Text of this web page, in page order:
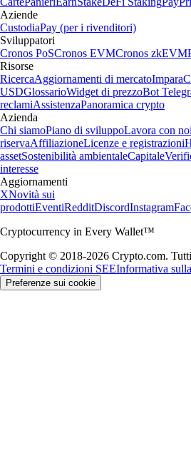
Aziende
CustodiaPay (per i rivenditori)
Sviluppatori
Cronos PoSCronos EVMCronos zkEVM
Risorse
RicercaAggiornamenti di mercatoImpara
USDGlossarioWidget di prezzoBot
reclamiAssistenzaPanoramica crypto
Azienda
Chi siamoPiano di sviluppoLavora con noi
riservaAffiliazioneLicenze e registrazioni
assetSostenibilità ambientaleCapitale
interesse
Aggiornamenti
XNovità sui
prodottiEventiRedditDiscordInstagram
Cryptocurrency in Every Wallet™
Copyright © 2018-2026 Crypto.com.
Termini e condizioni SEEInformativa
Preferenze sui cookie